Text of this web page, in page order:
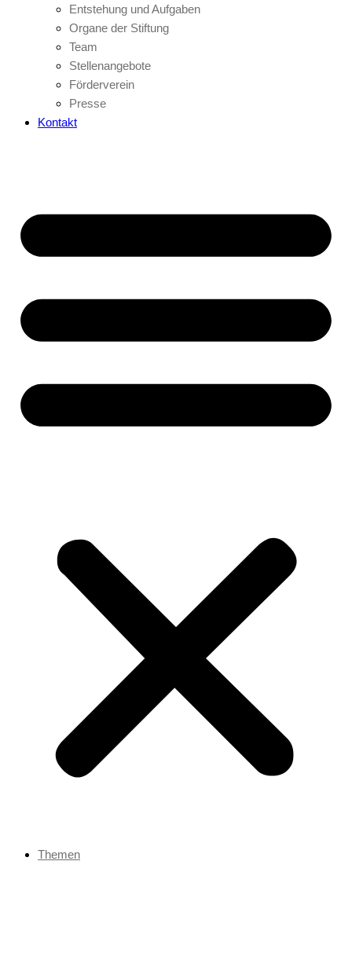
Entstehung und Aufgaben
Organe der Stiftung
Team
Stellenangebote
Förderverein
Presse
Kontakt
Themen